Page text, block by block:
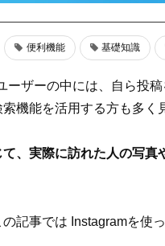
便利機能 基礎知識
ーザーの中には、自ら投
機能を活用する方も多く
、実際に訪れた人の写
記事では Instagramを使